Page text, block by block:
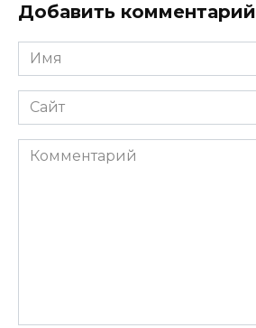
Добавить комментарий
Имя
*
Сайт
Комментарий